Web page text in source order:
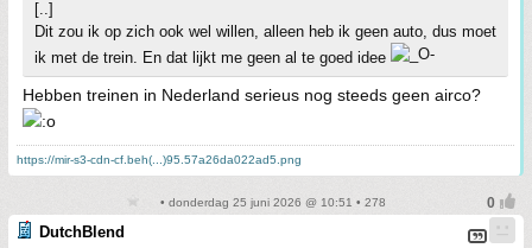
[..]
Dit zou ik op zich ook wel willen, alleen heb ik geen auto, dus moet
ik met de trein. En dat lijkt me geen al te goed idee
Hebben treinen in Nederland serieus nog steeds geen airco?
https://mir-s3-cdn-cf.beh(...)95.57a26da022ad5.png
• donderdag 25 juni 2026 @ 10:51 • 278
DutchBlend